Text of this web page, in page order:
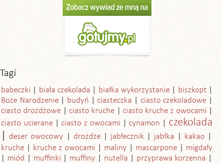
Tagi
babeczki biała czekolada białka wykorzystanie
biszkopt
Boże Narodzenie
budyń ciasteczka
ciasto czekoladowe
ciasto drożdżowe
ciasto kruche
ciasto kruche z owocami
ciasto ucierane
ciasto z owocami cynamon czekolada
deser owocowy drożdże jabłecznik jabłka
kakao
kruche
kruche z owocami maliny mascarpone
migdały
miód
muffinki muffiny nutella
przyprawa korzenna